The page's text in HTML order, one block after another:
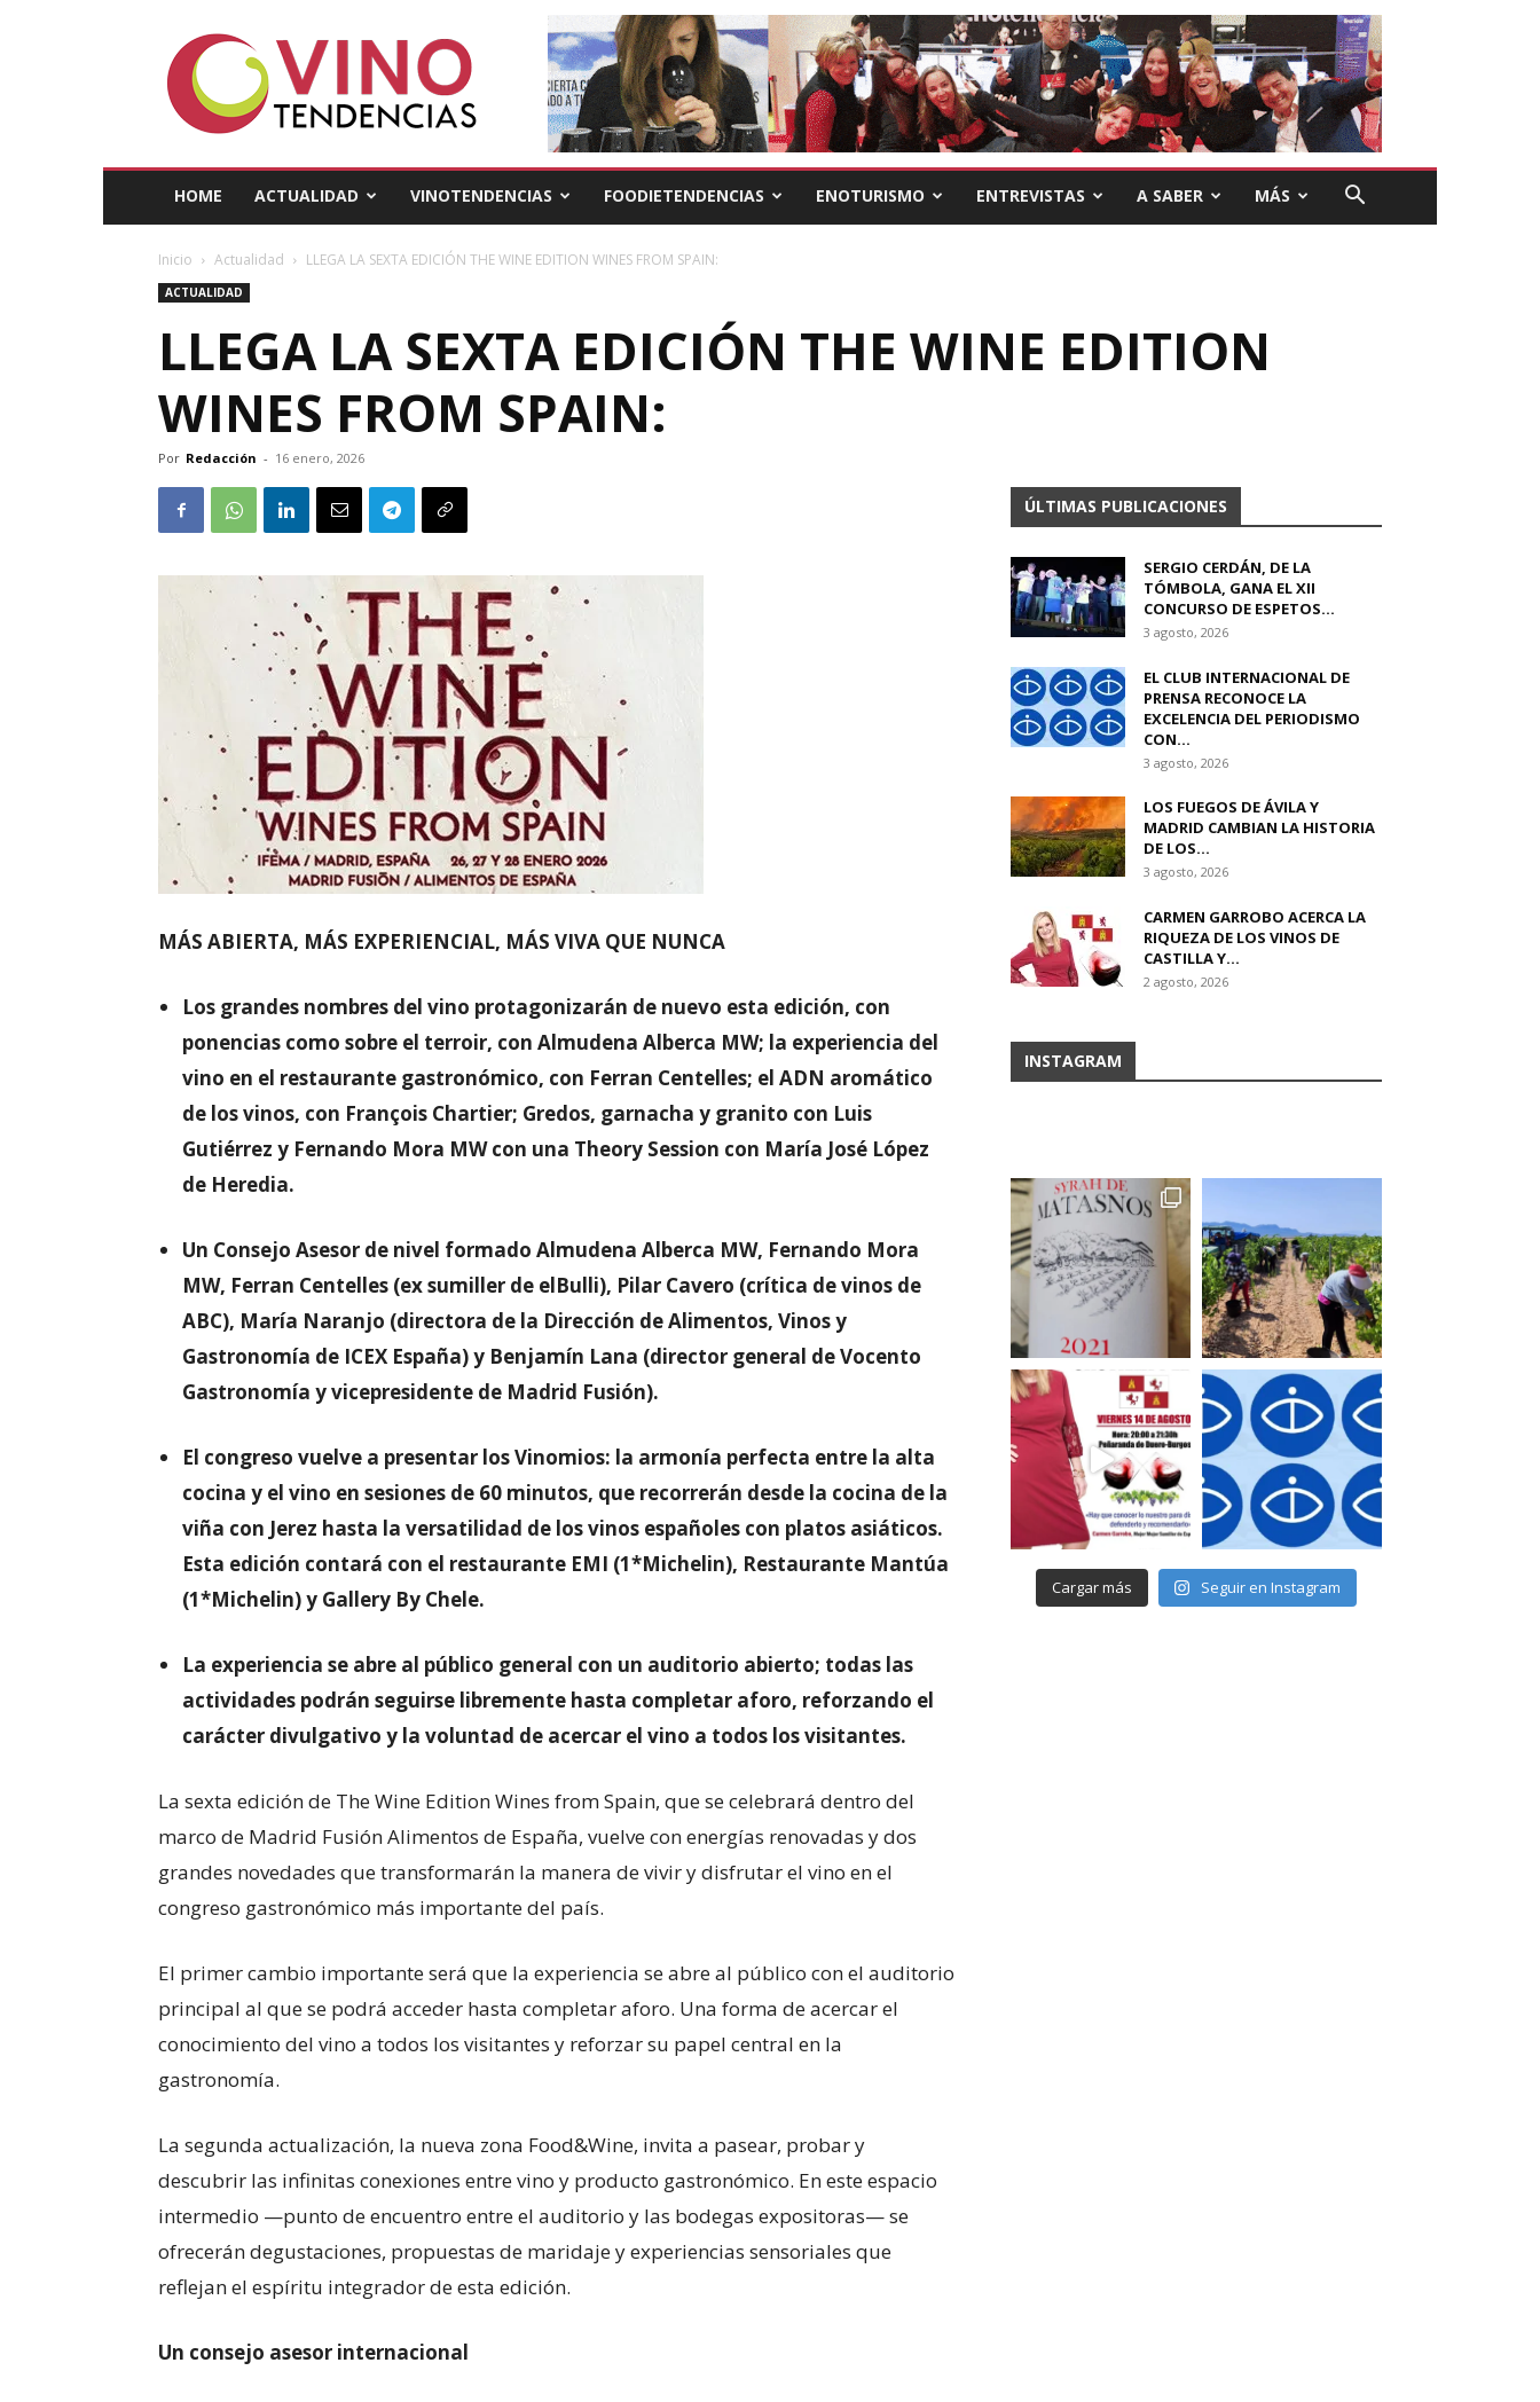
Vino
Tendencias
HOME ACTUALIDAD VINOTENDENCIAS FOODIETENDENCIAS ENOTURISMO ENTREVISTAS A SABER MÁS
Inicio Actualidad LLEGA LA SEXTA EDICIÓN THE WINE EDITION WINES FROM SPAIN:
ACTUALIDAD
LLEGA LA SEXTA EDICIÓN THE WINE EDITION
WINES FROM SPAIN:
Por Redacción - 16 enero, 2026
MÁS ABIERTA, MÁS EXPERIENCIAL, MÁS VIVA QUE NUNCA
Los grandes nombres del vino protagonizarán de nuevo esta edición, con
ponencias como sobre el terroir, con Almudena Alberca MW; la experiencia del
vino en el restaurante gastronómico, con Ferran Centelles; el ADN aromático
de los vinos, con François Chartier; Gredos, garnacha y granito con Luis
Gutiérrez y Fernando Mora MW con una Theory Session con María José López
de Heredia.
Un Consejo Asesor de nivel formado Almudena Alberca MW, Fernando Mora
MW, Ferran Centelles (ex sumiller de elBulli), Pilar Cavero (crítica de vinos de
ABC), María Naranjo (directora de la Dirección de Alimentos, Vinos y
Gastronomía de ICEX España) y Benjamín Lana (director general de Vocento
Gastronomía y vicepresidente de Madrid Fusión).
El congreso vuelve a presentar los Vinomios: la armonía perfecta entre la alta
cocina y el vino en sesiones de 60 minutos, que recorrerán desde la cocina de la
viña con Jerez hasta la versatilidad de los vinos españoles con platos asiáticos.
Esta edición contará con el restaurante EMI (1*Michelin), Restaurante Mantúa
(1*Michelin) y Gallery By Chele.
La experiencia se abre al público general con un auditorio abierto; todas las
actividades podrán seguirse libremente hasta completar aforo, reforzando el
carácter divulgativo y la voluntad de acercar el vino a todos los visitantes.
La sexta edición de The Wine Edition Wines from Spain, que se celebrará dentro del
marco de Madrid Fusión Alimentos de España, vuelve con energías renovadas y dos
grandes novedades que transformarán la manera de vivir y disfrutar el vino en el
congreso gastronómico más importante del país.
El primer cambio importante será que la experiencia se abre al público con el auditorio
principal al que se podrá acceder hasta completar aforo. Una forma de acercar el
conocimiento del vino a todos los visitantes y reforzar su papel central en la
gastronomía.
La segunda actualización, la nueva zona Food&Wine, invita a pasear, probar y
descubrir las infinitas conexiones entre vino y producto gastronómico. En este espacio
intermedio —punto de encuentro entre el auditorio y las bodegas expositoras— se
ofrecerán degustaciones, propuestas de maridaje y experiencias sensoriales que
reflejan el espíritu integrador de esta edición.
Un consejo asesor internacional
ÚLTIMAS PUBLICACIONES
SERGIO CERDÁN, DE LA
TÓMBOLA, GANA EL XII
CONCURSO DE ESPETOS...
3 agosto, 2026
EL CLUB INTERNACIONAL DE
PRENSA RECONOCE LA
EXCELENCIA DEL PERIODISMO
CON...
3 agosto, 2026
LOS FUEGOS DE ÁVILA Y
MADRID CAMBIAN LA HISTORIA
DE LOS...
3 agosto, 2026
CARMEN GARROBO ACERCA LA
RIQUEZA DE LOS VINOS DE
CASTILLA Y...
2 agosto, 2026
INSTAGRAM
Cargar más Seguir en Instagram